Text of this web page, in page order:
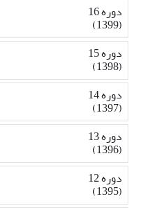
دوره 16
(1399)
دوره 15
(1398)
دوره 14
(1397)
دوره 13
(1396)
دوره 12
(1395)